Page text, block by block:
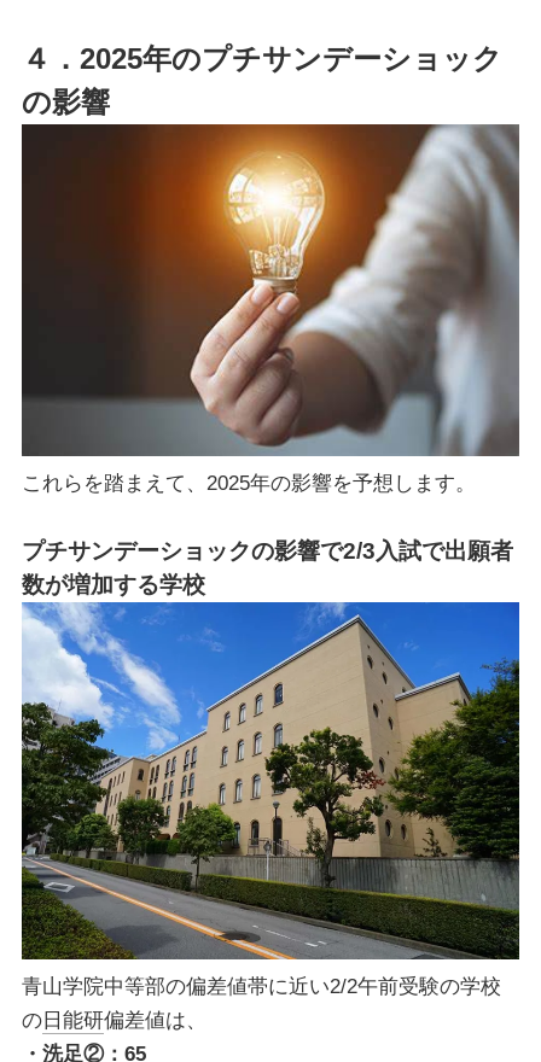
４．2025年のプチサンデーショック
の影響
これらを踏まえて、2025年の影響を予想します。
プチサンデーショックの影響で2/3入試で出願者
数が増加する学校
青山学院中等部の偏差値帯に近い2/2午前受験の学校
の日能研偏差値は、
・洗足②：65